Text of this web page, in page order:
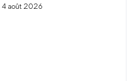
4 août 2026